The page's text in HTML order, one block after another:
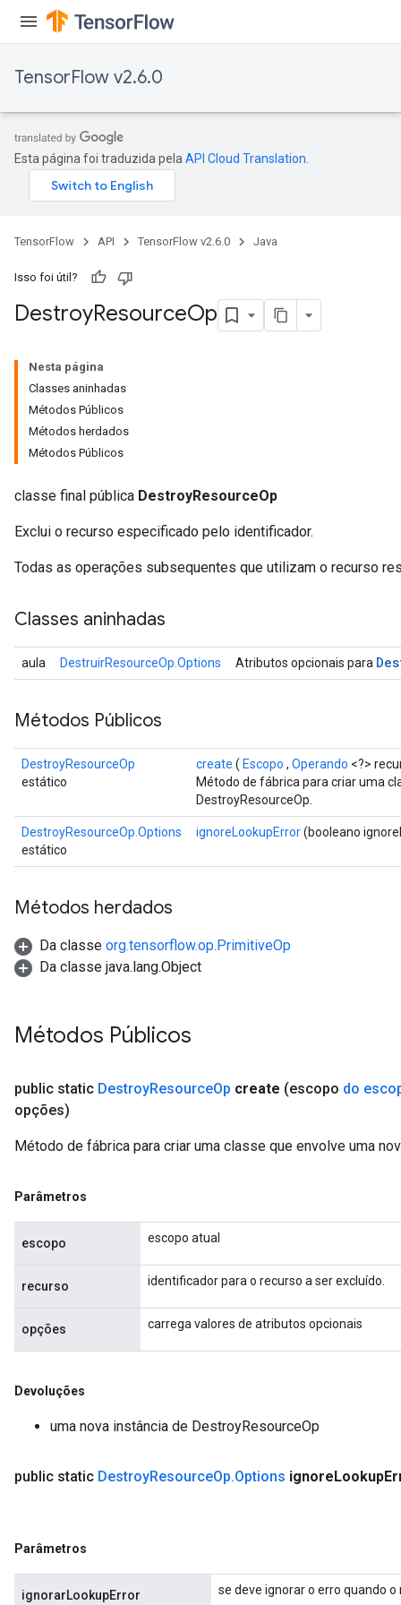
TensorFlow v2.6.0
Esta página foi traduzida pela API Cloud Translation
TensorFlow API TensorFlow v2.6.0 Java
Isso foi útil?
DestroyResourceOp
Nesta página
Classes aninhadas
Métodos Públicos
Métodos herdados
Métodos Públicos
classe final pública DestroyResourceOp
Exclui o recurso especificado pelo identificador.
Todas as operações subsequentes que utilizam o recurso
Classes aninhadas
aula DestruirResourceOp.Options Atributos opcionais para
Métodos Públicos
DestroyResourceOp
estático
create ( Escopo , Operando <?>
Método de fábrica para criar uma
DestroyResourceOp.
DestroyResourceOp.Options
estático
ignoreLookupError(booleano
Métodos herdados
Da classe org.tensorflow.op.PrimitiveOp
Da classe java.lang.Object
Métodos Públicos
public static DestroyResourceOp create (escopo do
opções)
Método de fábrica para criar uma classe que envolve uma
Parâmetros
escopo escopo atual
recurso identificador para o recurso a ser excluído.
opções carrega valores de atributos opcionais
Devoluções
uma nova instância de DestroyResourceOp
public static DestroyResourceOp.Options ignoreLookup
Parâmetros
ignorarLookupError se deve ignorar o erro quando